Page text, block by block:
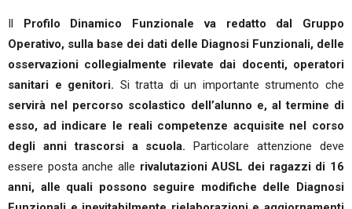
Il Profilo Dinamico Funzionale va redatto dal Gruppo
Operativo, sulla base dei dati delle Diagnosi Funzionali, delle
osservazioni collegialmente rilevate dai docenti, operatori
sanitari e genitori. Si tratta di un importante strumento che
servirà nel percorso scolastico dell’alunno e, al termine di
esso, ad indicare le reali competenze acquisite nel corso
degli anni trascorsi a scuola.Particolare attenzione deve
essere posta anche alle rivalutazioni AUSL dei ragazzi di 16
anni, alle quali possono seguire modifiche delle Diagnosi